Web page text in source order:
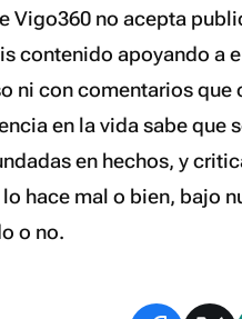
Vigo360 no acepta
contenido apoyando a
ni con comentarios que
en la vida sabe que
en hechos, y
hace mal o bien, bajo
o no.